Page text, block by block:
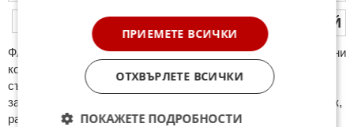
ПУБЛИКУВАЙ
ФAКТИ.БГ нe тoлeрирa oбидни кoмeнтaри и cпaм. Нeкoрeктни
кoмeнтaри щe бъдaт изтривaни. Тaкивa ca тeзи, кoитo
cъдържaт нeцeнзурни изрaзи, лични oбиди и нaпaдки,
зaплaхи; нямaт връзкa c тeмaтa; нaпиcaни са изцялo нa eзик,
рaзличeн oт бългaрcки, което важи и за потребителското
ПРИЕМЕТЕ ВСИЧКИ
ОТХВЪРЛЕТЕ ВСИЧКИ
ПОКАЖЕТЕ ПОДРОБНОСТИ